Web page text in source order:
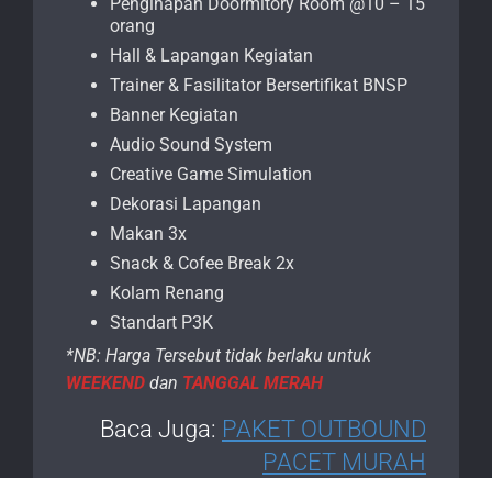
Penginapan Doormitory Room @10 – 15
orang
Hall & Lapangan Kegiatan
Trainer & Fasilitator Bersertifikat BNSP
Banner Kegiatan
Audio Sound System
Creative Game Simulation
Dekorasi Lapangan
Makan 3x
Snack & Cofee Break 2x
Kolam Renang
Standart P3K
*NB: Harga Tersebut tidak berlaku untuk
WEEKEND dan TANGGAL MERAH
Baca Juga: PAKET OUTBOUND
PACET MURAH